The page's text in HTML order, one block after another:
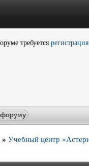
требуется
» Учебный центр